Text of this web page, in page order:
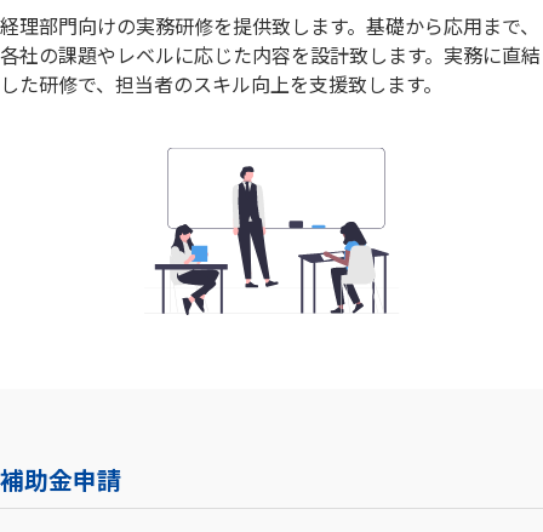
経理部門向けの実務研修を提供致します。基礎から応用まで、
各社の課題やレベルに応じた内容を設計致します。実務に直結
した研修で、担当者のスキル向上を支援致します。
補助金申請